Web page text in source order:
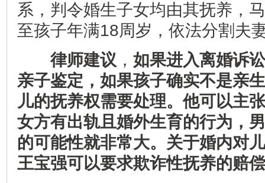
系，判令婚生子女均由其抚养，
至孩子年满18周岁，依法分割夫
律师建议 ， 如果进入离婚诉
亲子鉴定，如果孩子确实不是亲
儿的抚养权需要处理。他可以主
女方有出轨且婚外生育的行为，
的可能性就非常大。关于婚内对
王宝强可以要求欺诈性抚养的赔